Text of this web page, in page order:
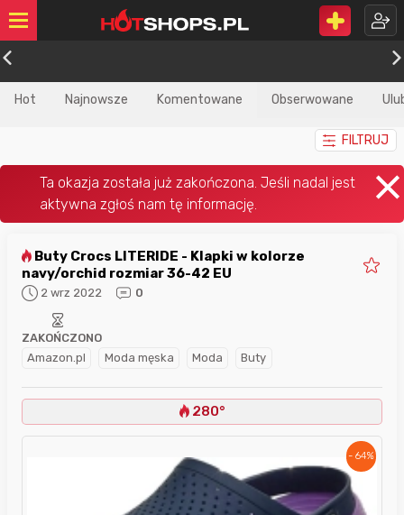
Hot Najnowsze Komentowane Obserwowane
FILTRUJ
navy/orchid rozmiar 36-42 EU
2 wrz 2022 0
Amazon.pl Moda męska Moda Buty
ZAKOŃCZONO
280°
- 64%